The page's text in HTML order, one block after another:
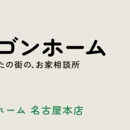
ーム 名古屋本店